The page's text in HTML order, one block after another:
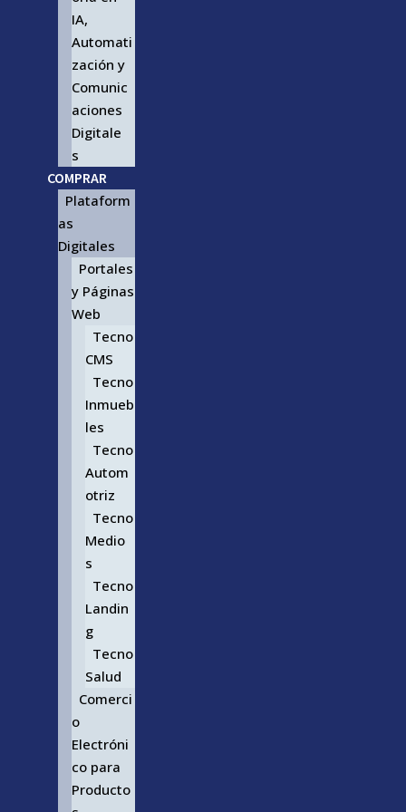
IA,
Automati
zación y
Comunic
aciones
Digitale
s
COMPRAR
Plataform
as
Digitales
Portales
y Páginas
Web
Tecno
CMS
Tecno
Inmueb
les
Tecno
Autom
otriz
Tecno
Medio
s
Tecno
Landin
g
Tecno
Salud
Comerci
o
Electróni
co para
Producto